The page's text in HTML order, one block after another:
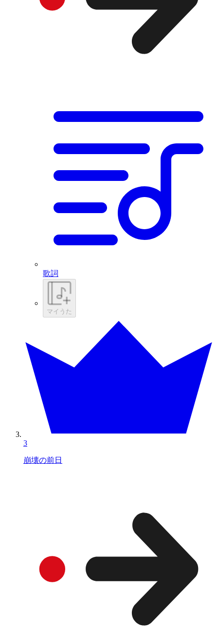
歌詞
マイうた
3
崩壊の前日